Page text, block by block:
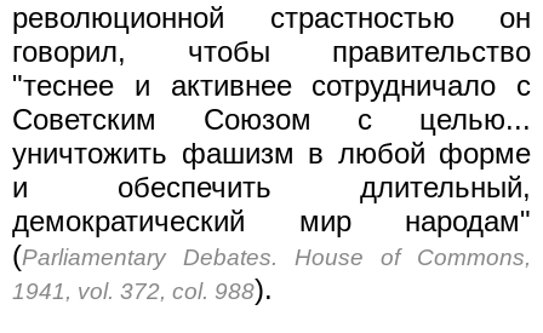
революционной страстностью он
говорил, чтобы правительство
"теснее и активнее сотрудничало с
Советским Союзом с целью...
уничтожить фашизм в любой форме
и обеспечить длительный,
демократический мир народам"
(Parliamentary Debates. House of Commons,
1941, vol. 372, col. 988).